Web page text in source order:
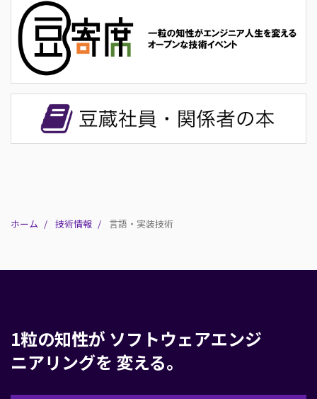
ホーム 技術情報 言語・実装技術
1粒の知性が ソフトウェアエンジ
ニアリングを 変える。